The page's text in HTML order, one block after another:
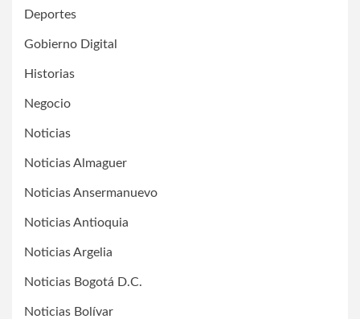
Deportes
Gobierno Digital
Historias
Negocio
Noticias
Noticias Almaguer
Noticias Ansermanuevo
Noticias Antioquia
Noticias Argelia
Noticias Bogotá D.C.
Noticias Bolívar